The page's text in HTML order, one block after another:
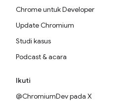
Chrome untuk Developer
Update Chromium
Studi kasus
Podcast & acara
Ikuti
@ChromiumDev pada X